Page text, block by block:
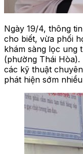
Ngày 19/4, thông
cho biết, vừa phối
khám sàng lọc ung
(phường Thái
các kỹ thuật
phát hiện sớm